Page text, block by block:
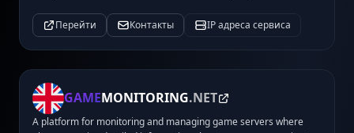
Перейти Контакты IP адреса сервиса
GAMEMONITORING.NET
A platform for monitoring and managing game servers where